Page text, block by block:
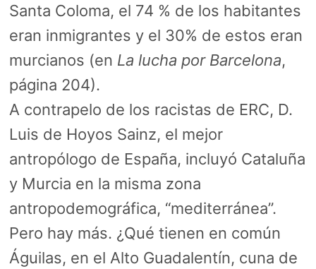
Santa Coloma, el 74 % de los habitantes
eran inmigrantes y el 30% de estos eran
murcianos (en La lucha por Barcelona,
página 204).
A contrapelo de los racistas de ERC, D.
Luis de Hoyos Sainz, el mejor
antropólogo de España, incluyó Cataluña
y Murcia en la misma zona
antropodemográfica, “mediterránea”.
Pero hay más. ¿Qué tienen en común
Águilas, en el Alto Guadalentín, cuna de